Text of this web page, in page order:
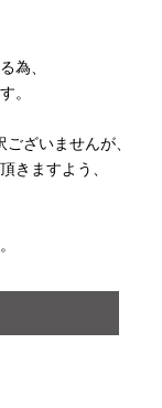
為、
。
ございませんが、
きますよう、